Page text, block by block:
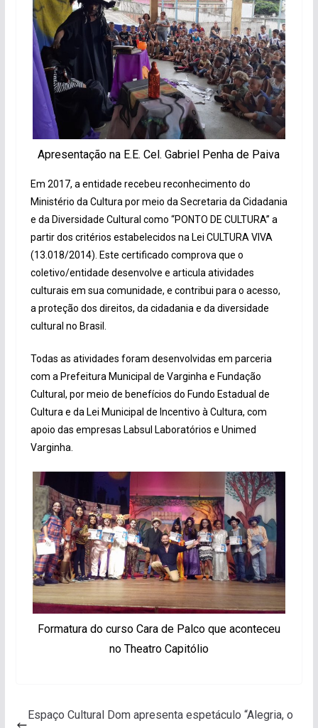
Apresentação na E.E. Cel. Gabriel Penha de Paiva
Em 2017, a entidade recebeu reconhecimento do
Ministério da Cultura por meio da Secretaria da Cidadania
e da Diversidade Cultural como “PONTO DE CULTURA” a
partir dos critérios estabelecidos na Lei CULTURA VIVA
(13.018/2014). Este certificado comprova que o
coletivo/entidade desenvolve e articula atividades
culturais em sua comunidade, e contribui para o acesso,
a proteção dos direitos, da cidadania e da diversidade
cultural no Brasil.
Todas as atividades foram desenvolvidas em parceria
com a Prefeitura Municipal de Varginha e Fundação
Cultural, por meio de benefícios do Fundo Estadual de
Cultura e da Lei Municipal de Incentivo à Cultura, com
apoio das empresas Labsul Laboratórios e Unimed
Varginha.
Formatura do curso Cara de Palco que aconteceu
no Theatro Capitólio
Espaço Cultural Dom apresenta espetáculo “Alegria, o